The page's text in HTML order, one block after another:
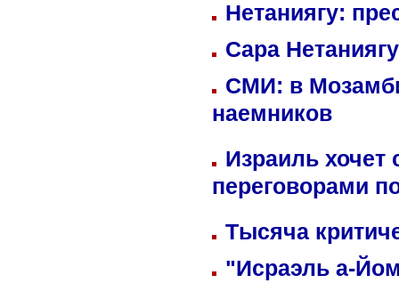
Нетаниягу:
Сара
СМИ: в
наемников
Израиль хочет
переговорами
Тысяча
"Исраэль а-